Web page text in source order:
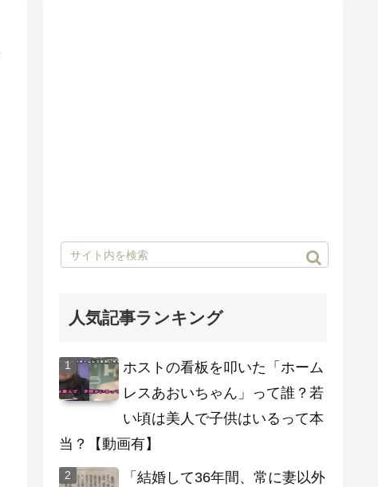
人気記事ランキング
ホストの看板を叩いた「ホーム
レスあおいちゃん」って誰？若
い頃は美人で子供はいるって本
当？【動画有】
「結婚して36年間、常に妻以外